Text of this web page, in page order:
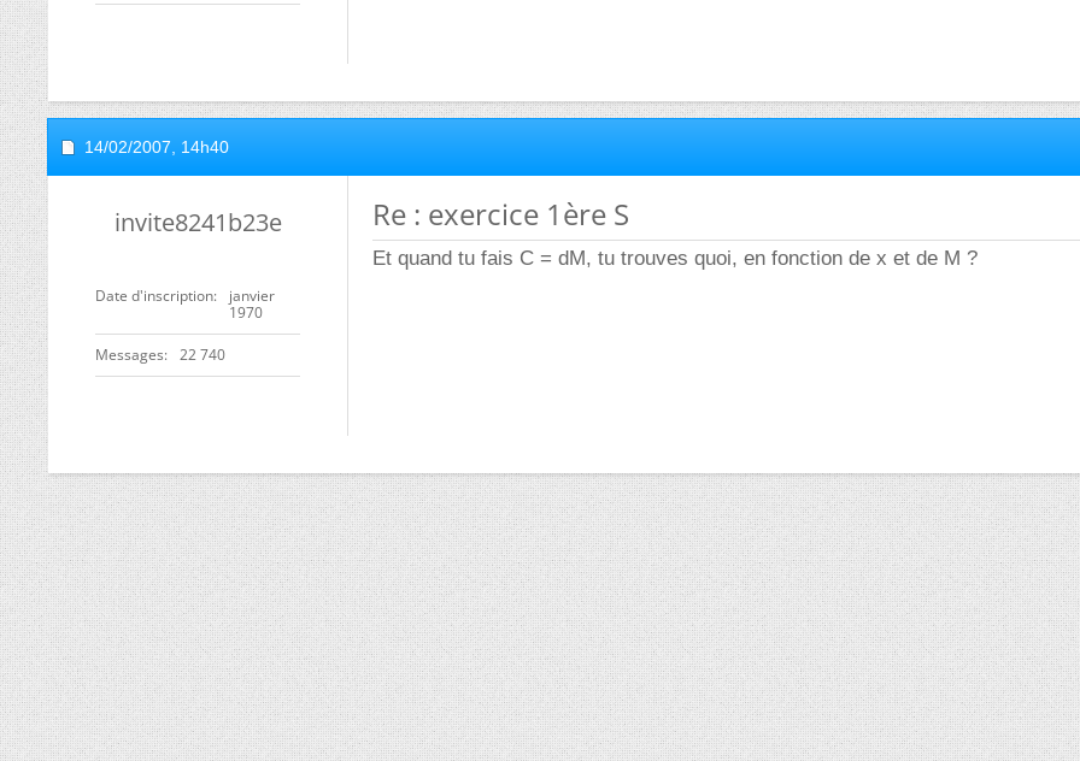
14/02/2007, 14h40
invite8241b23e
Date d'inscription
janvier
1970
Messages 22 740
Re : exercice 1ère S
Et quand tu fais C = dM, tu trouves quoi, en fonction de x et de M ?